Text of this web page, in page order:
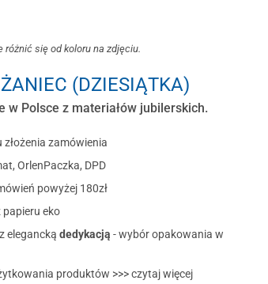
różnić się od koloru na zdjęciu.
(DZIESIĄTKA)
w Polsce z materiałów jubilerskich.
złożenia zamówienia
OrlenPaczka, DPD
powyżej 180zł
papieru eko
z eleganckądedykacją - wybór opakowania w
produktów >>> czytaj więcej